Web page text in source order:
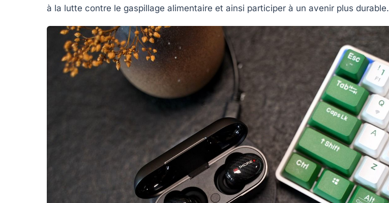
à la lutte contre le gaspillage alimentaire et ainsi participer à un avenir plus durable.